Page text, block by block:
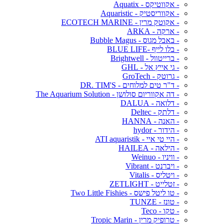
- אקווטיקס - Aquatix
- אקווריסטיק - Aquaristic
- אקוטק מרין - ECOTECH MARINE
- ארקה - ARKA
- באבל מגוס - Bubble Magus
- בלו לייף -BLUE LIFE
- ברייטוול - Brightwell
- גי אייץ אל - GHL
- גרוטק - GroTech
- ד"ר טים למלוחים - DR. TIM'S
- דה אקווריום סולושן - The Aquarium Solution
- דלואה - DALUA
- דלתק - Deltec
- האנה - HANNA
- הידור - hydor
- היי טי איי - ATI aquaristik
- הילאה - HAILEA
- וויניו - Weinuo
- ויברנט - Vibrant
- ויטליס - Vitalis
- זטלייט - ZETLIGHT
- טו ליטל פישס - Two Little Fishies
- טונז - TUNZE
- טקו - Teco
- טרופיק מרין - Tropic Marin